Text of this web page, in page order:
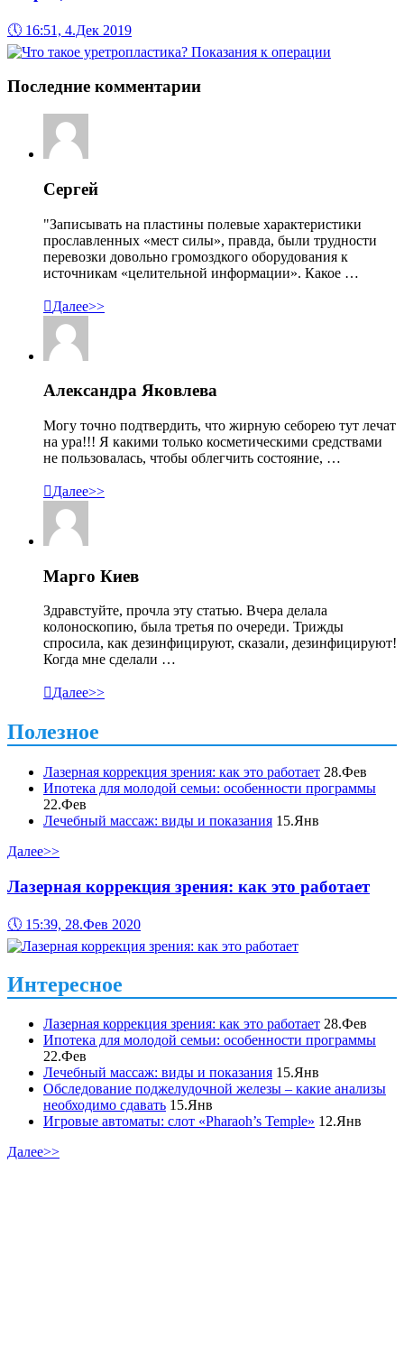
🕔 16:51, 4.Дек 2019
Последние комментарии
Сергей
"Записывать на пластины полевые характеристики
прославленных «мест силы», правда, были трудности
перевозки довольно громоздкого оборудования к
источникам «целительной информации». Какое …
Далее>>
Александра Яковлева
Могу точно подтвердить, что жирную себорею тут лечат
на ура!!! Я какими только косметическими средствами
не пользовалась, чтобы облегчить состояние, …
Далее>>
Марго Киев
Здравстуйте, прочла эту статью. Вчера делала
колоноскопию, была третья по очереди. Трижды
спросила, как дезинфицируют, сказали, дезинфицируют!
Когда мне сделали …
Далее>>
Полезное
Лазерная коррекция зрения: как это работает 28.Фев
Ипотека для молодой семьи: особенности программы
22.Фев
Лечебный массаж: виды и показания 15.Янв
Далее>>
Лазерная коррекция зрения: как это работает
🕔 15:39, 28.Фев 2020
Интересное
Лазерная коррекция зрения: как это работает 28.Фев
Ипотека для молодой семьи: особенности программы
22.Фев
Лечебный массаж: виды и показания 15.Янв
Обследование поджелудочной железы – какие анализы
необходимо сдавать 15.Янв
Игровые автоматы: слот «Pharaoh’s Temple» 12.Янв
Далее>>